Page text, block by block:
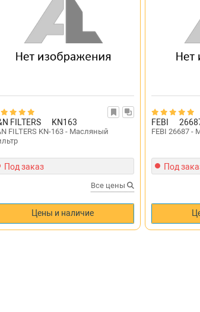
FILTERS KN163
FILTERS KN-163 - Масляный
Под заказ
Все цены
Цены и наличие
FEBI
FEBI 26687 -
Под